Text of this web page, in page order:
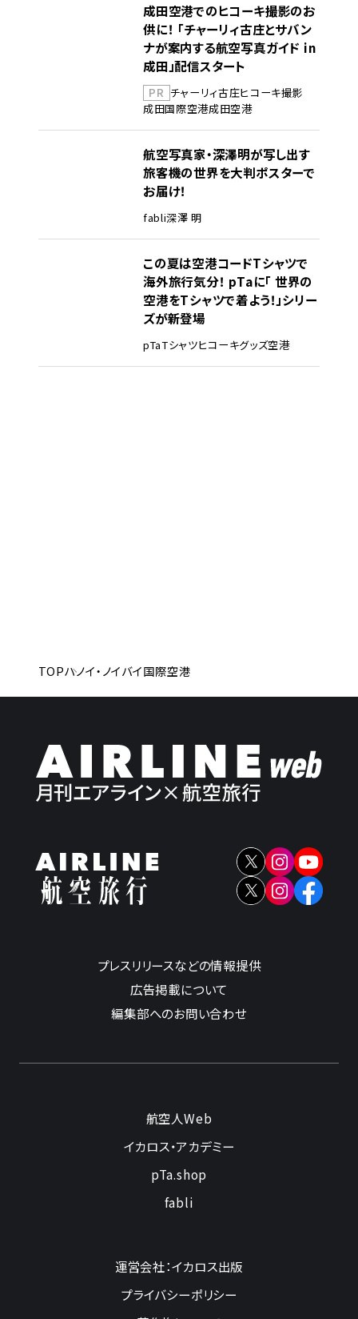
成田空港でのヒコーキ撮影のお
供に！ 「チャーリィ古庄とサバン
ナが案内する航空写真ガイド in
成田」配信スタート
PR チャーリィ古庄ヒコーキ撮影
成田国際空港成田空港
航空写真家・深澤明が写し出す
旅客機の世界を大判ポスターで
お届け！
fabli深澤 明
この夏は空港コードTシャツで
海外旅行気分！ pTaに「 世界の
空港をTシャツで着よう！」シリー
ズが新登場
pTaTシャツヒコーキグッズ空港
TOPハノイ・ノイバイ国際空港
プレスリリースなどの情報提供
広告掲載について
編集部へのお問い合わせ
航空人Web
イカロス・アカデミー
pTa.shop
fabli
運営会社：イカロス出版
プライバシーポリシー